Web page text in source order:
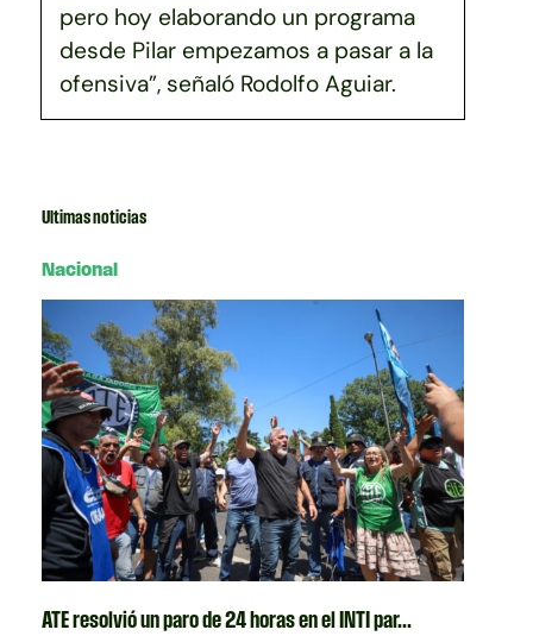
pero hoy elaborando un programa
desde Pilar empezamos a pasar a la
ofensiva”, señaló Rodolfo Aguiar.
Ultimas noticias
Nacional
ATE resolvió un paro de 24 horas en el INTI par...